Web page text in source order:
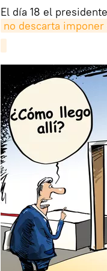
El día 18 el
no descarta imponer